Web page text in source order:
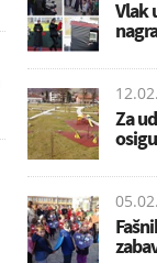
Vlak
Za